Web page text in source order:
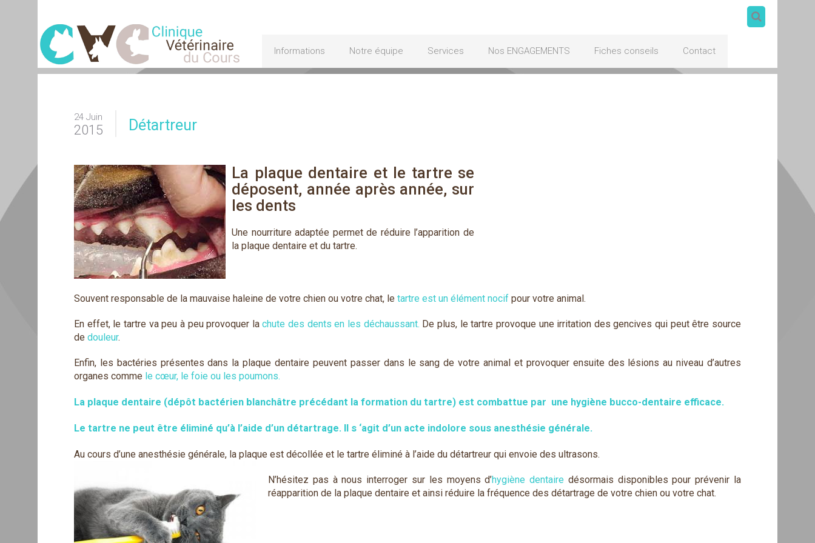
Informations Notre équipe Services Nos ENGAGEMENTS Fiches conseils Contact
24 Juin
2015 Détartreur
La plaque dentaire et le tartre se
déposent, année après année, sur
les dents
Une nourriture adaptée permet de réduire l’apparition de
la plaque dentaire et du tartre.
Souvent responsable de la mauvaise haleine de votre chien ou votre chat, le tartre est un élément nocif pour votre animal.
En effet, le tartre va peu à peu provoquer lachute des dents en les déchaussant. De plus, le tartre provoque une irritation des gencives qui peut être source
de douleur.
Enfin, les bactéries présentes dans la plaque dentaire peuvent passer dans le sang de votre animal et provoquer ensuite des lésions au niveau d’autres
organes comme le cœur, le foie ou les poumons.
La plaque dentaire (dépôt bactérien blanchâtre précédant la formation du tartre) est combattue par une hygiène bucco-dentaire efficace.
Le tartre ne peut être éliminé qu’à l’aide d’un détartrage. Il s ‘agit d’un acte indolore sous anesthésie générale.
Au cours d’une anesthésie générale, la plaque est décollée et le tartre éliminé à l’aide du détartreur qui envoie des ultrasons.
N’hésitez pas à nous interroger sur les moyens d’hygiène dentaire désormais disponibles pour prévenir la
réapparition de la plaque dentaire et ainsi réduire la fréquence des détartrage de votre chien ou votre chat.